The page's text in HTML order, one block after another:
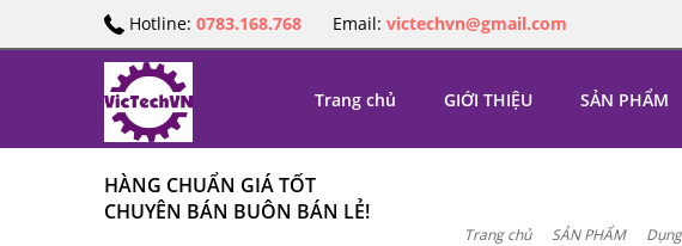
Hotline: 0783.168.768 Email:victechvn@gmail.com
Trang chủ GIỚI THIỆU SẢN PHẨM
HÀNG CHUẨN GIÁ TỐT
CHUYÊN BÁN BUÔN BÁN LẺ!
Trang chủ SẢN PHẨM